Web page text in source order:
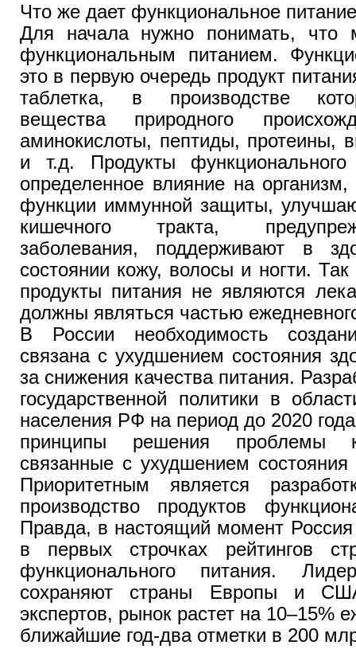
Что же дает функциональное
Для начала нужно понимать, что
функциональным питанием.
это в первую очередь продукт
таблетка, в производстве
вещества природного
аминокислоты, пептиды, протеины,
и т.д. Продукты
определенное влияние на
функции иммунной защиты,
кишечного тракта,
заболевания, поддерживают в
состоянии кожу, волосы и ногти.
продукты питания не являются
должны являться частью
В России необходимость
связана с ухудшением состояния
за снижения качества питания.
государственной политики в
населения РФ на период до 2020
принципы решения проблемы
связанные с ухудшением состояния
Приоритетным является
производство продуктов
Правда, в настоящий момент Россия
в первых строчках рейтингов
функционального питания.
сохраняют страны Европы и
экспертов, рынок растет на 10–15%
ближайшие год-два отметки в 200